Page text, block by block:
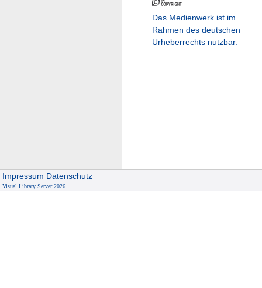
Das Medienwerk ist im
Rahmen des deutschen
Urheberrechts nutzbar.
Impressum Datenschutz
Visual Library Server 2026